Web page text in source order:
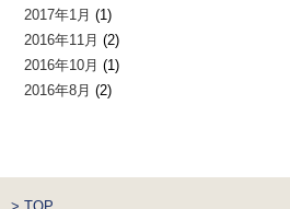
2017年1月 (1)
2016年11月 (2)
2016年10月 (1)
2016年8月 (2)